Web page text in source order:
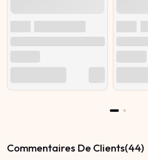
Commentaires De Clients(44)